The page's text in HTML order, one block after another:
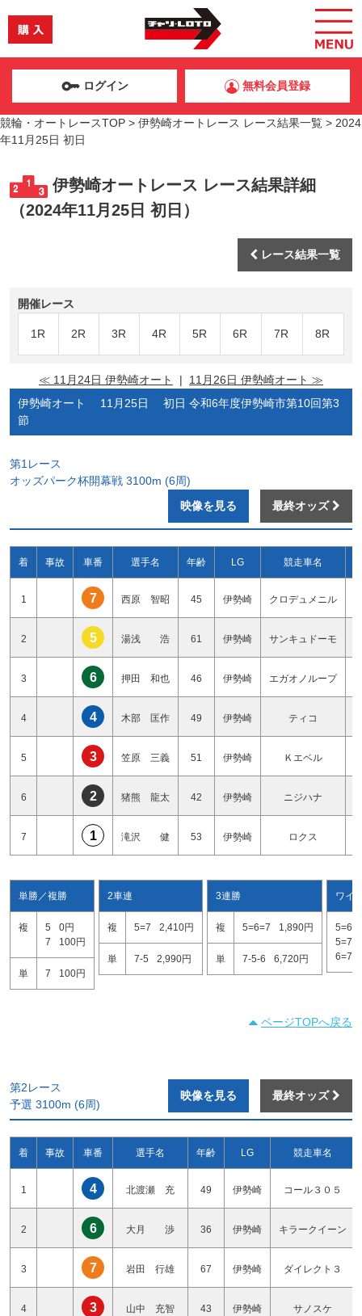
ログイン 無料会員登録
競輪・オートレースTOP > 伊勢崎オートレース レース結果一覧 > 2024
年11月25日 初日
伊勢崎オートレース レース結果詳細
（2024年11月25日 初日）
レース結果一覧
開催レース
1R 2R 3R 4R 5R 6R 7R 8R
≪ 11月24日 伊勢崎オート | 11月26日 伊勢崎オート ≫
伊勢崎オート 11月25日 初日 令和6年度伊勢崎市第10回第3
節
第1レース
オッズパーク杯開幕戦 3100m (6周)
映像を見る
最終オッズ
着 事故 車番 選手名 年齢 LG 競走車名
1 7 西原 智昭 45 伊勢崎 クロデュメニル
2 5 湯浅 浩 61 伊勢崎 サンキュドーモ
3 6 押田 和也 46 伊勢崎 エガオノループ
4 4 木部 匡作 49 伊勢崎 ティコ
5 3 笠原 三義 51 伊勢崎 Ｋエベル
6 2 猪熊 龍太 42 伊勢崎 ニジハナ
7 1 滝沢 健 53 伊勢崎 ロクス
単勝／複勝
複 5
0円
7
100円
単 7 100円
2車連
複 5=7 2,410円
単 7-5 2,990円
3連勝
複 5=6=7 1,890円
単 7-5-6 6,720円
ワイ
5=6
5=7
6=7
ページTOPへ戻る
第2レース
予選 3100m (6周)
映像を見る 最終オッズ
着 事故 車番 選手名 年齢 LG 競走車名
1 4 北渡瀬 充 49 伊勢崎 コール３０５
2 6 大月 渉 36 伊勢崎 キラークイーン
3 7 岩田 行雄 67 伊勢崎 ダイレクト３
4 3 山中 充智 43 伊勢崎 サノスケ